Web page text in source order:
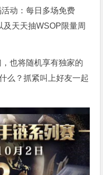
动：每日多场免费
天天抽WSOP限量周
也将随机享有独家的
么？抓紧叫上好友一起